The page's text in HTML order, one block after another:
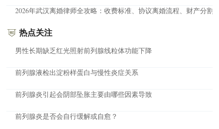
2026年武汉离婚律师全攻略：收费标准、协议离婚流程、财产分割
热点关注
男性长期缺乏红光照射前列腺线粒体功能下降
前列腺液检出淀粉样蛋白与慢性炎症关系
前列腺炎引起会阴部坠胀主要由哪些因素导致
前列腺炎是否会自行缓解或自愈？